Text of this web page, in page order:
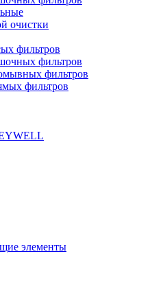
очистки
фильтров
фильтров
фильтров
фильтров
элементы